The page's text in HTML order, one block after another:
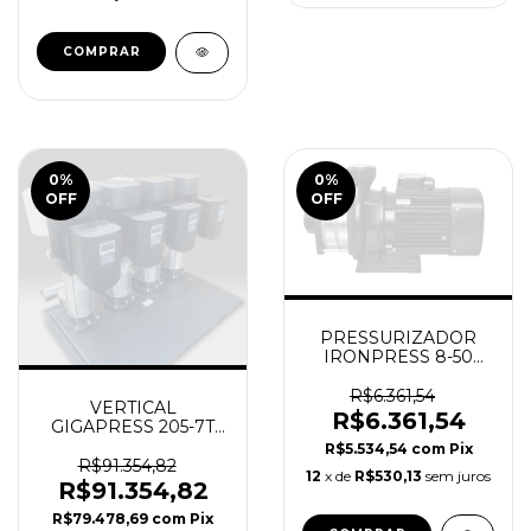
0%
OFF
VERTICAL
GIGAPRESS 205-7T
4 X 5.4CV 145MCA -
ORBITEC
R$91.354,82
R$91.354,82
R$79.478,69 com Pix
0%
OFF
PRESSURIZADOR
IRONPRESS 8-50
R$6.361,54
R$6.361,54
R$5.534,54 com Pix
12 x de R$530,13 sem juros